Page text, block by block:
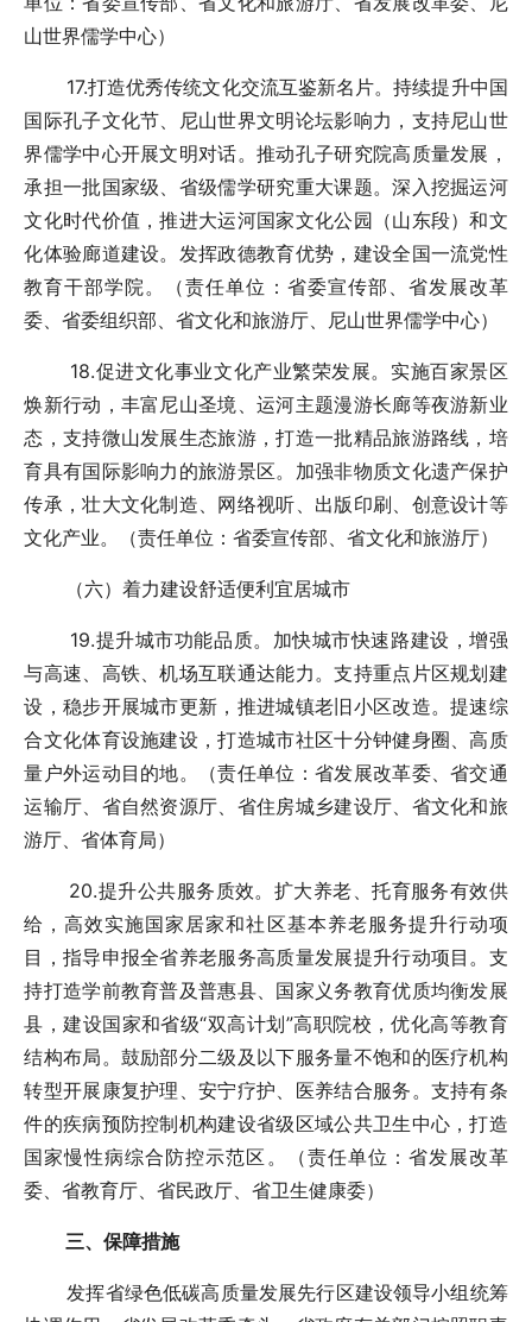
山世界儒学中心）
17.打造优秀传统文化交流互鉴新名片。持续提升中国
国际孔子文化节、尼山世界文明论坛影响力，支持尼山世
界儒学中心开展文明对话。推动孔子研究院高质量发展，
承担一批国家级、省级儒学研究重大课题。深入挖掘运河
文化时代价值，推进大运河国家文化公园（山东段）和文
化体验廊道建设。发挥政德教育优势，建设全国一流党性
教育干部学院。（责任单位：省委宣传部、省发展改革
委、省委组织部、省文化和旅游厅、尼山世界儒学中心）
18.促进文化事业文化产业繁荣发展。实施百家景区
焕新行动，丰富尼山圣境、运河主题漫游长廊等夜游新业
态，支持微山发展生态旅游，打造一批精品旅游路线，培
育具有国际影响力的旅游景区。加强非物质文化遗产保护
传承，壮大文化制造、网络视听、出版印刷、创意设计等
文化产业。（责任单位：省委宣传部、省文化和旅游厅）
（六）着力建设舒适便利宜居城市
19.提升城市功能品质。加快城市快速路建设，增强
与高速、高铁、机场互联通达能力。支持重点片区规划建
设，稳步开展城市更新，推进城镇老旧小区改造。提速综
合文化体育设施建设，打造城市社区十分钟健身圈、高质
量户外运动目的地。（责任单位：省发展改革委、省交通
运输厅、省自然资源厅、省住房城乡建设厅、省文化和旅
游厅、省体育局）
20.提升公共服务质效。扩大养老、托育服务有效供
给，高效实施国家居家和社区基本养老服务提升行动项
目，指导申报全省养老服务高质量发展提升行动项目。支
持打造学前教育普及普惠县、国家义务教育优质均衡发展
县，建设国家和省级“双高计划”高职院校，优化高等教育
结构布局。鼓励部分二级及以下服务量不饱和的医疗机构
转型开展康复护理、安宁疗护、医养结合服务。支持有条
件的疾病预防控制机构建设省级区域公共卫生中心，打造
国家慢性病综合防控示范区。（责任单位：省发展改革
委、省教育厅、省民政厅、省卫生健康委）
三、保障措施
发挥省绿色低碳高质量发展先行区建设领导小组统筹